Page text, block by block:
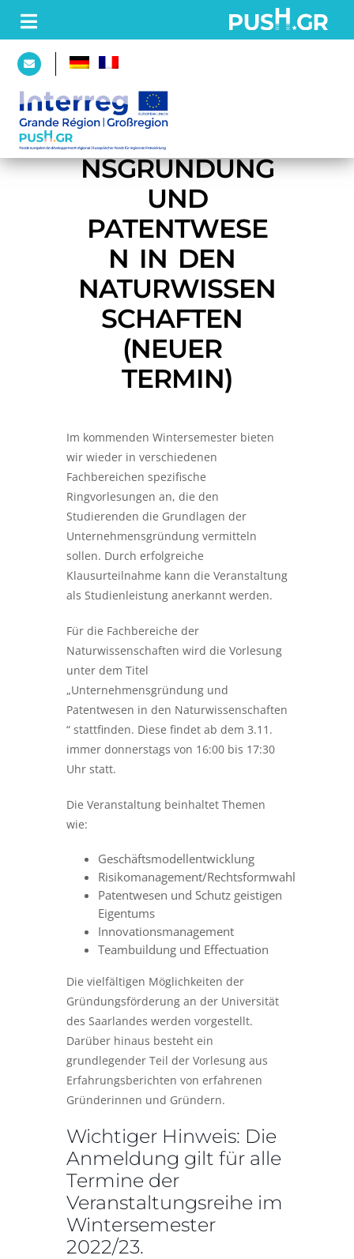
PAGE
D’ACCUEIL
CALENDRIER
ÉVÉNEMENTS
UNTERNEHME
NSGRÜNDUNG
UND
PATENTWESE
N IN DEN
NATURWISSEN
SCHAFTEN
(NEUER
TERMIN)
Im kommenden Wintersemester bieten
wir wieder in verschiedenen
Fachbereichen spezifische
Ringvorlesungen an, die den
Studierenden die Grundlagen der
Unternehmensgründung vermitteln
sollen. Durch erfolgreiche
Klausurteilnahme kann die Veranstaltung
als Studienleistung anerkannt werden.
Für die Fachbereiche der
Naturwissenschaften wird die Vorlesung
unter dem Titel
„Unternehmensgründung und
Patentwesen in den Naturwissenschaften
“ stattfinden. Diese findet ab dem 3.11.
immer donnerstags von 16:00 bis 17:30
Uhr statt.
Die Veranstaltung beinhaltet Themen
wie:
Geschäftsmodellentwicklung
Risikomanagement/Rechtsformwahl
Patentwesen und Schutz geistigen
Eigentums
Innovationsmanagement
Teambuildung und Effectuation
Die vielfältigen Möglichkeiten der
Gründungsförderung an der Universität
des Saarlandes werden vorgestellt.
Darüber hinaus besteht ein
grundlegender Teil der Vorlesung aus
Erfahrungsberichten von erfahrenen
Gründerinnen und Gründern.
Wichtiger Hinweis: Die
Anmeldung gilt für alle
Termine der
Veranstaltungsreihe im
Wintersemester
2022/23.